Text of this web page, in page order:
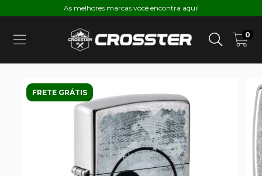
As melhores marcas você encontra aqui!
0
FRETE GRÁTIS